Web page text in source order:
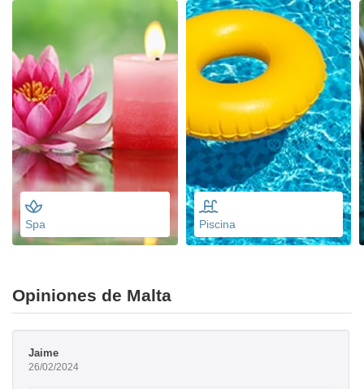
Spa Piscina
Opiniones de Malta
Jaime
26/02/2024